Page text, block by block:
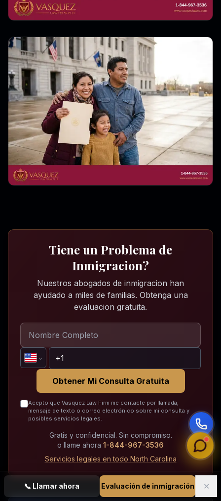
📞 Llamar ahora Evaluación de inmigración ✕
Tiene un Problema de
Inmigracion?
Nuestros abogados de inmigracion han
ayudado a miles de familias. Obtenga una
evaluacion gratuita.
Obtener Mi Consulta Gratuita
Acepto que Vasquez Law Firm me contacte por llamada,
mensaje de texto o correo electrónico sobre mi consulta y
posibles servicios legales.
Gratis y confidencial. Sin compromiso.
o llame ahora 1-844-967-3536
Servicios legales en todo North Carolina